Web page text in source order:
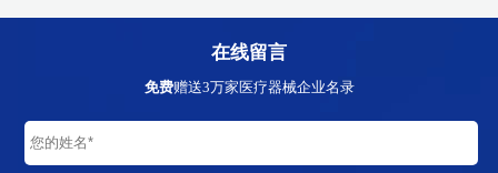
在线留言
免费赠送3万家医疗器械企业名录